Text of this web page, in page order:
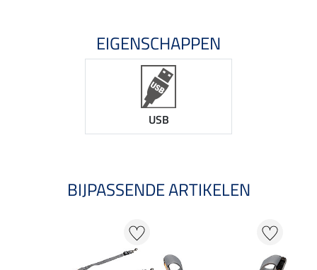
EIGENSCHAPPEN
USB
BIJPASSENDE ARTIKELEN